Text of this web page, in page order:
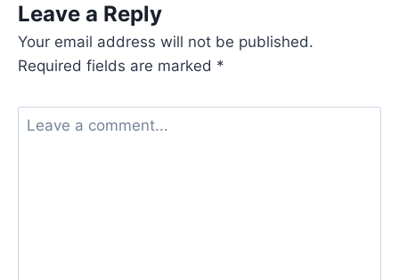
Leave a Reply
Your email address will not be published.
Required fields are marked *